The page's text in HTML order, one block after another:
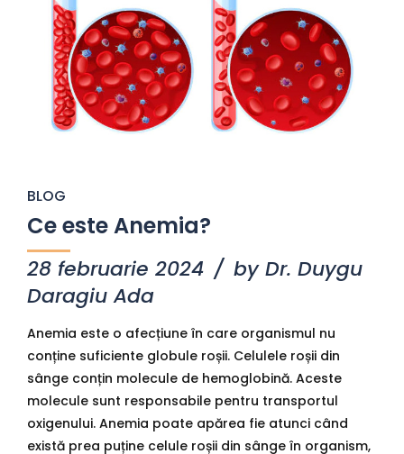
BLOG
Ce este Anemia?
28 februarie 2024
by Dr. Duygu
Daragiu Ada
Anemia este o afecțiune în care organismul nu
conține suficiente globule roșii. Celulele roșii din
sânge conțin molecule de hemoglobină. Aceste
molecule sunt responsabile pentru transportul
oxigenului. Anemia poate apărea fie atunci când
există prea puține celule roșii din sânge în organism,